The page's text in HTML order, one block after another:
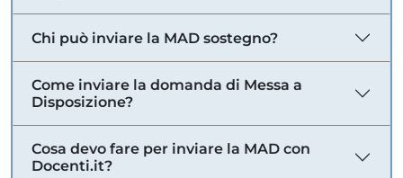
Chi può inviare la MAD sostegno?
Come inviare la domanda di Messa a
Disposizione?
Cosa devo fare per inviare la MAD con
Docenti.it?